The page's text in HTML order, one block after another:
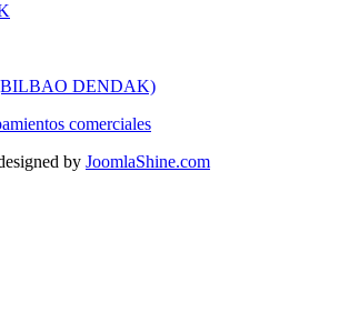
DENDAK)
comerciales
by JoomlaShine.com